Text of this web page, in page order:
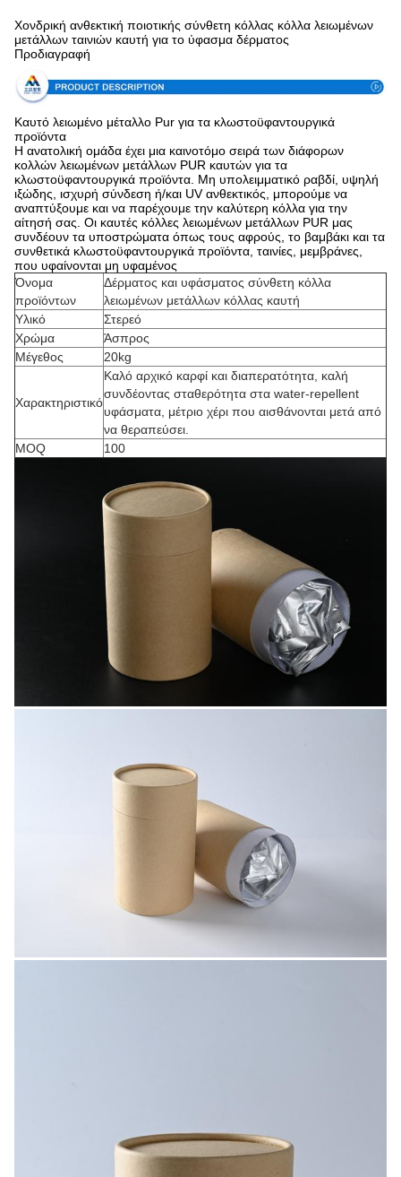
Χονδρική ανθεκτική ποιοτικής σύνθετη κόλλας κόλλα λειωμένων
μετάλλων ταινιών καυτή για το ύφασμα δέρματος
Προδιαγραφή
Καυτό λειωμένο μέταλλο Pur για τα κλωστοϋφαντουργικά
προϊόντα
Η ανατολική ομάδα έχει μια καινοτόμο σειρά των διάφορων
κολλών λειωμένων μετάλλων PUR καυτών για τα
κλωστοϋφαντουργικά προϊόντα. Μη υπολειμματικό ραβδί, υψηλή
ιξώδης, ισχυρή σύνδεση ή/και UV ανθεκτικός, μπορούμε να
αναπτύξουμε και να παρέχουμε την καλύτερη κόλλα για την
αίτησή σας. Οι καυτές κόλλες λειωμένων μετάλλων PUR μας
συνδέουν τα υποστρώματα όπως τους αφρούς, το βαμβάκι και τα
συνθετικά κλωστοϋφαντουργικά προϊόντα, ταινίες, μεμβράνες,
που υφαίνονται μη υφαμένος
Όνομα
προϊόντων
Δέρματος και υφάσματος σύνθετη κόλλα
λειωμένων μετάλλων κόλλας καυτή
Υλικό
Στερεό
Χρώμα
Άσπρος
Μέγεθος
20kg
Χαρακτηριστικό
Καλό αρχικό καρφί και διαπερατότητα, καλή
συνδέοντας σταθερότητα στα water-repellent
υφάσματα, μέτριο χέρι που αισθάνονται μετά από
να θεραπεύσει.
MOQ
100